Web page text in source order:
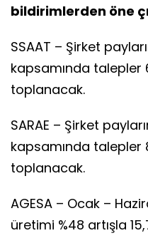
bildirimlerden öne
SSAAT – Şirket
kapsamında talepler
toplanacak.
SARAE – Şirket
kapsamında talepler
toplanacak.
AGESA – Ocak –
üretimi %48 artışla